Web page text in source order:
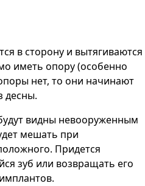
в сторону и вытягиваются
иметь опору (особенно
нет, то они начинают
десны.
видны невооруженным
мешать при
Придется
зуб или возвращать его